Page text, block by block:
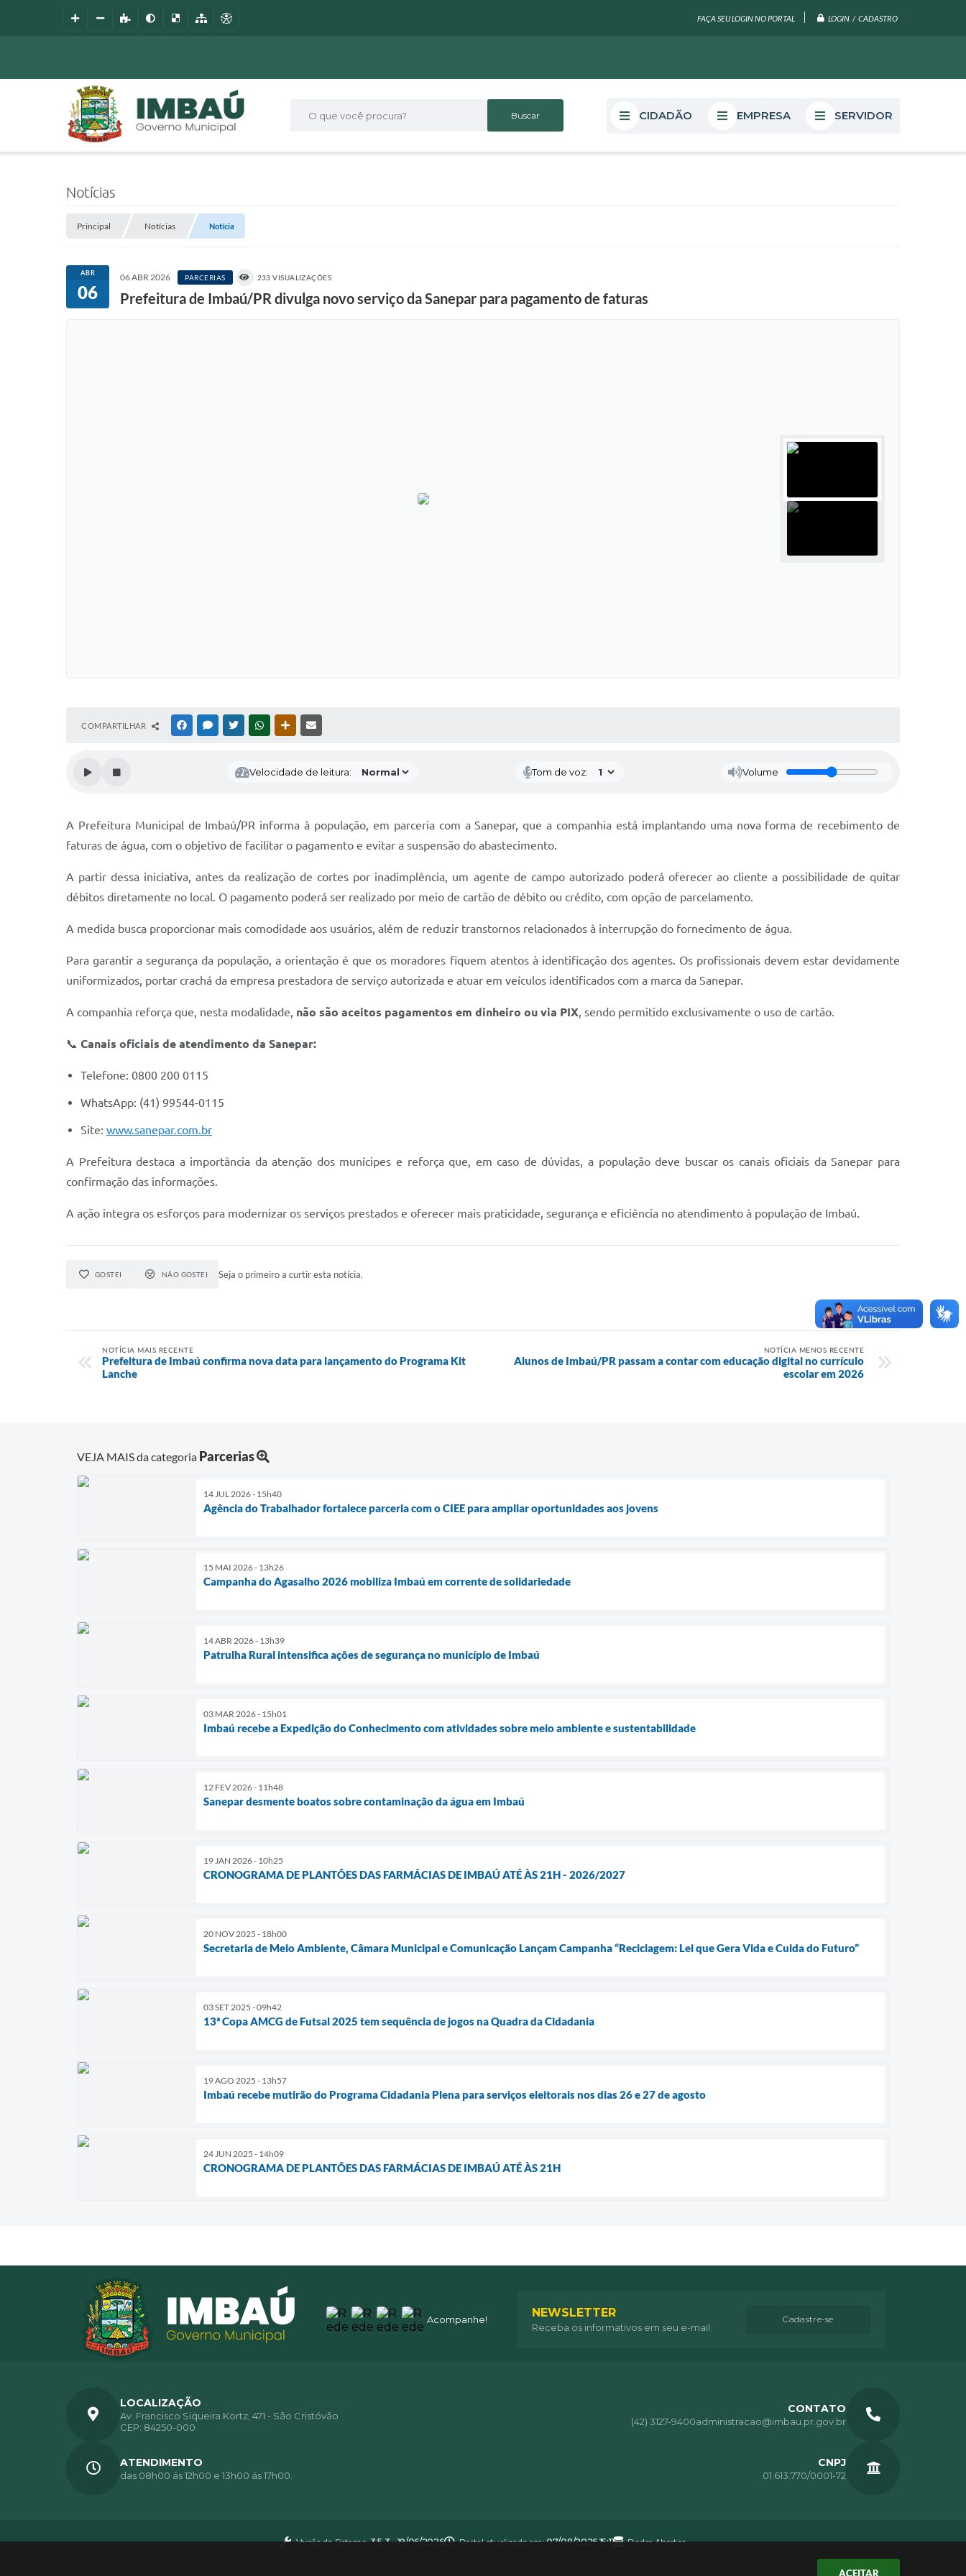
ACEITAR
FAÇA SEU LOGIN NO PORTAL LOGIN / CADASTRO
O que você procura? CIDADÃO EMPRESA SERVIDOR
Notícias
Principal Notícias Notícia
ABR
06
06 ABR 2026 PARCERIAS 233 VISUALIZAÇÕES
Prefeitura de Imbaú/PR divulga novo serviço da Sanepar para pagamento de faturas
COMPARTILHAR FACEBOOKMESSENGER
TWITTERWHATSAPPOUTRAS MÍDIAS
Velocidade de leitura: Tom de voz: Volume
A Prefeitura Municipal de Imbaú/PR informa à população, em parceria com a Sanepar, que a companhia está implantando uma nova forma de recebimento de
faturas de água, com o objetivo de facilitar o pagamento e evitar a suspensão do abastecimento.
A partir dessa iniciativa, antes da realização de cortes por inadimplência, um agente de campo autorizado poderá oferecer ao cliente a possibilidade de quitar
débitos diretamente no local. O pagamento poderá ser realizado por meio de cartão de débito ou crédito, com opção de parcelamento.
A medida busca proporcionar mais comodidade aos usuários, além de reduzir transtornos relacionados à interrupção do fornecimento de água.
Para garantir a segurança da população, a orientação é que os moradores fiquem atentos à identificação dos agentes. Os profissionais devem estar devidamente
uniformizados, portar crachá da empresa prestadora de serviço autorizada e atuar em veículos identificados com a marca da Sanepar.
A companhia reforça que, nesta modalidade, não são aceitos pagamentos em dinheiro ou via PIX, sendo permitido exclusivamente o uso de cartão.
📞 Canais oficiais de atendimento da Sanepar:
Telefone: 0800 200 0115
WhatsApp: (41) 99544-0115
Site: www.sanepar.com.br
A Prefeitura destaca a importância da atenção dos munícipes e reforça que, em caso de dúvidas, a população deve buscar os canais oficiais da Sanepar para
confirmação das informações.
A ação integra os esforços para modernizar os serviços prestados e oferecer mais praticidade, segurança e eficiência no atendimento à população de Imbaú.
GOSTEI NÃO GOSTEI Seja o primeiro a curtir esta notícia.
NOTÍCIA MAIS RECENTE
Prefeitura de Imbaú confirma nova data para lançamento do Programa Kit
Lanche
NOTÍCIA MENOS RECENTE
Alunos de Imbaú/PR passam a contar com educação digital no currículo
escolar em 2026
VEJA MAIS da categoria Parcerias
14 JUL 2026 - 15h40
Agência do Trabalhador fortalece parceria com o CIEE para ampliar oportunidades aos jovens
15 MAI 2026 - 13h26
Campanha do Agasalho 2026 mobiliza Imbaú em corrente de solidariedade
14 ABR 2026 - 13h39
Patrulha Rural intensifica ações de segurança no município de Imbaú
03 MAR 2026 - 15h01
Imbaú recebe a Expedição do Conhecimento com atividades sobre meio ambiente e sustentabilidade
12 FEV 2026 - 11h48
Sanepar desmente boatos sobre contaminação da água em Imbaú
19 JAN 2026 - 10h25
CRONOGRAMA DE PLANTÕES DAS FARMÁCIAS DE IMBAÚ ATÉ ÀS 21H - 2026/2027
20 NOV 2025 - 18h00
Secretaria de Meio Ambiente, Câmara Municipal e Comunicação Lançam Campanha “Reciclagem: Lei que Gera Vida e Cuida do Futuro”
03 SET 2025 - 09h42
13ª Copa AMCG de Futsal 2025 tem sequência de jogos na Quadra da Cidadania
19 AGO 2025 - 13h57
Imbaú recebe mutirão do Programa Cidadania Plena para serviços eleitorais nos dias 26 e 27 de agosto
24 JUN 2025 - 14h09
CRONOGRAMA DE PLANTÕES DAS FARMÁCIAS DE IMBAÚ ATÉ ÀS 21H
Acompanhe! NEWSLETTER
Receba os informativos em seu e-mail
Cadastre-se
LOCALIZAÇÃO
Av. Francisco Siqueira Kortz, 471 - São Cristóvão
CEP: 84250-000
CONTATO
(42) 3127-9400administracao@imbau.pr.gov.br
ATENDIMENTO
das 08h00 ás 12h00 e 13h00 ás 17h00.
CNPJ
01.613.770/0001-72
Versão do Sistema:3.5.3 - 19/06/2026 Portal atualizado em:07/08/2026 15:11 Dados Abertos